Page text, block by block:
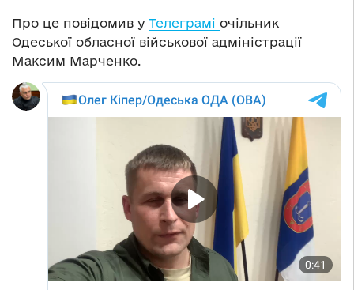
Про це повідомив у Телеграмі очільник
Одеської обласної військової адміністрації
Максим Марченко.